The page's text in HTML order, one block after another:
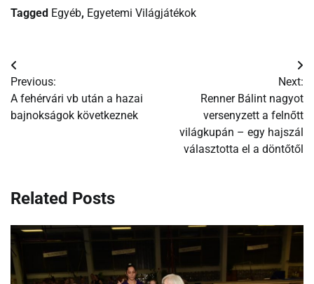
Tagged Egyéb, Egyetemi Világjátékok
Bejegyzés
navigáció
Previous:
A fehérvári vb után a hazai
bajnokságok következnek
Next:
Renner Bálint nagyot
versenyzett a felnőtt
világkupán – egy hajszál
választotta el a döntőtől
Related Posts